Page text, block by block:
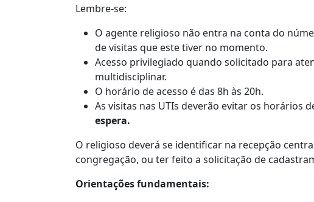
Lembre-se:
O agente religioso não entra na conta do
de visitas que este tiver no momento.
Acesso privilegiado quando solicitado para
multidisciplinar.
O horário de acesso é das 8h às 20h.
As visitas nas UTIs deverão evitar os horários
espera.
O religioso deverá se identificar na recepção
congregação, ou ter feito a solicitação de
Orientações fundamentais: